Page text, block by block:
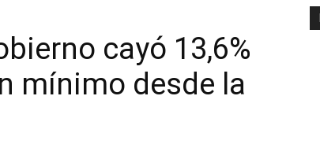
cayó 13,6%
mínimo desde la